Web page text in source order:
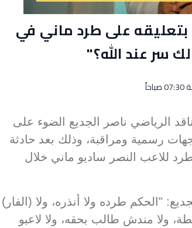
على طرد ماني في
سر عند الله؟"
الرياضي ناصر الجديع الضوء على
رسمية ومراقبة، وذلك بعد حادثة
للاعب النصر ساديو ماني خلال
"الحكم طرده ولا أنذره، ولا (الفار)
ولا مندش طالب بحقه، ولا لاعبو